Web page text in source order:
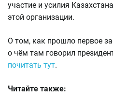
участие и усилия
этой организации.
О том, как прошло первое
о чём там говорил
почитать тут.
Читайте также: